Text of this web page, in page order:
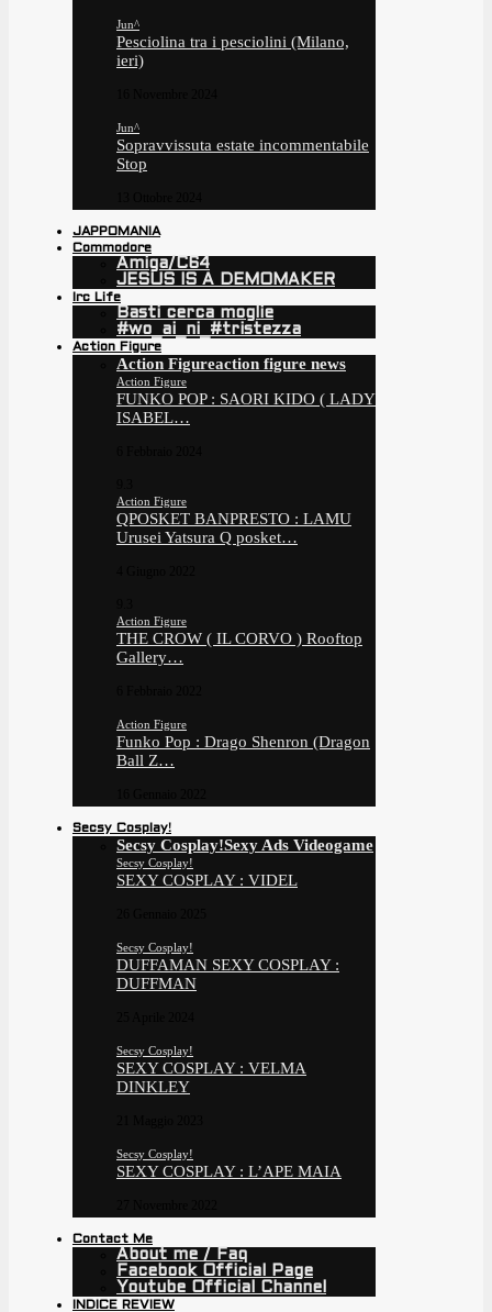
Jun^
Pesciolina tra i pesciolini (Milano,
ieri)
Jun^
Sopravvissuta estate incommentabile
Stop
JAPPOMANIA
Commodore
Amiga/C64
JESUS IS A DEMOMAKER
Irc Life
Basti cerca moglie
#wo_ai_ni_#tristezza
Action Figure
Action Figureaction figure news
Action Figure
FUNKO POP : SAORI KIDO ( LADY
ISABEL…
Action Figure
QPOSKET BANPRESTO : LAMU
Urusei Yatsura Q posket…
Action Figure
THE CROW ( IL CORVO ) Rooftop
Gallery…
Action Figure
Funko Pop : Drago Shenron (Dragon
Ball Z…
Secsy Cosplay!
Secsy Cosplay!Sexy Ads Videogame
Secsy Cosplay!
SEXY COSPLAY : VIDEL
Secsy Cosplay!
DUFFAMAN SEXY COSPLAY :
DUFFMAN
Secsy Cosplay!
SEXY COSPLAY : VELMA
DINKLEY
Secsy Cosplay!
SEXY COSPLAY : L’APE MAIA
Contact Me
About me / Faq
Facebook Official Page
Youtube Official Channel
INDICE REVIEW